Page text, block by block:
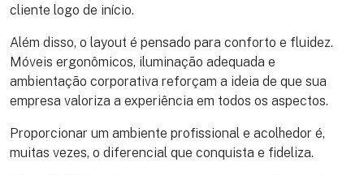
cliente logo de início.
Além disso, o layout é pensado para conforto e fluidez.
Móveis ergonômicos, iluminação adequada e
ambientação corporativa reforçam a ideia de que sua
empresa valoriza a experiência em todos os aspectos.
Proporcionar um ambiente profissional e acolhedor é,
muitas vezes, o diferencial que conquista e fideliza.